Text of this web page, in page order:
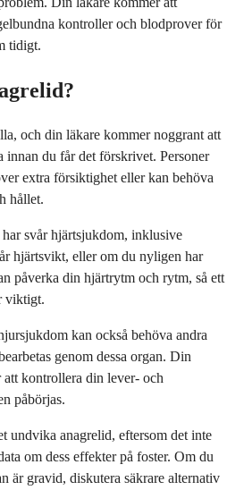
kontroller och blodprover för
tidigt.
och din läkare kommer noggrant att
innan du får det förskrivet. Personer
extra försiktighet eller kan behöva
hållet.
svår hjärtsjukdom, inklusive
hjärtsvikt, eller om du nyligen har
påverka din hjärtrytm och rytm, så ett
viktigt.
kan också behöva andra
genom dessa organ. Din
kontrollera din lever- och
påbörjas.
undvika anagrelid, eftersom det inte
om dess effekter på foster. Om du
är gravid, diskutera säkrare alternativ